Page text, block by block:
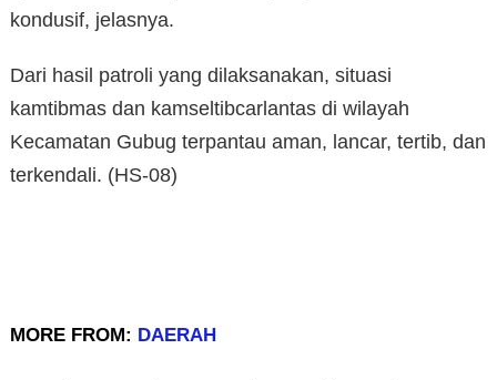
kondusif, jelasnya.
Dari hasil patroli yang dilaksanakan, situasi
kamtibmas dan kamseltibcarlantas di wilayah
Kecamatan Gubug terpantau aman, lancar, tertib, dan
terkendali. (HS-08)
MORE FROM: DAERAH